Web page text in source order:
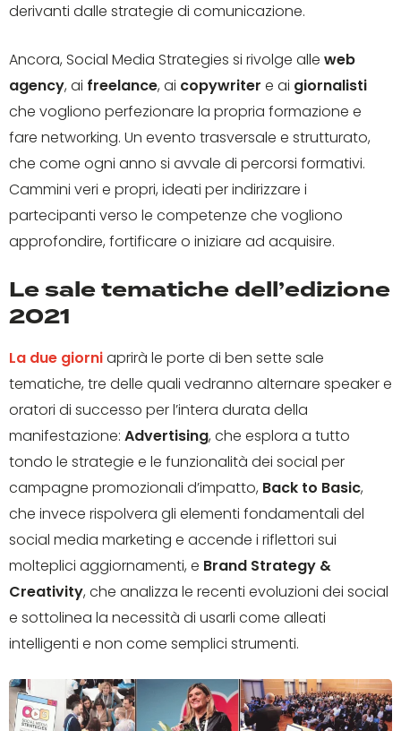
derivanti dalle strategie di comunicazione.
Ancora, Social Media Strategies si rivolge alle web
agency, ai freelance, ai copywriter e ai giornalisti
che vogliono perfezionare la propria formazione e
fare networking. Un evento trasversale e strutturato,
che come ogni anno si avvale di percorsi formativi.
Cammini veri e propri, ideati per indirizzare i
partecipanti verso le competenze che vogliono
approfondire, fortificare o iniziare ad acquisire.
Le sale tematiche dell’edizione
2021
La due giorniaprirà le porte di ben sette sale
tematiche, tre delle quali vedranno alternare speaker e
oratori di successo per l’intera durata della
manifestazione: Advertising, che esplora a tutto
tondo le strategie e le funzionalità dei social per
campagne promozionali d’impatto, Back to Basic,
che invece rispolvera gli elementi fondamentali del
social media marketing e accende i riflettori sui
molteplici aggiornamenti, e Brand Strategy &
Creativity, che analizza le recenti evoluzioni dei social
e sottolinea la necessità di usarli come alleati
intelligenti e non come semplici strumenti.